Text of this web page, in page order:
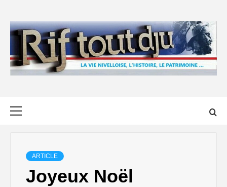
content
ARTICLE
Joyeux Noël